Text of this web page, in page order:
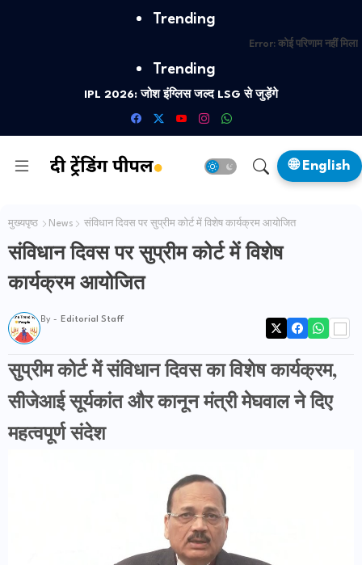
Trending
Error: कोई परिणाम नहीं मिला
Trending
IPL 2026: जोश इंग्लिस जल्द LSG से जुड़ेंगे
🌐 English
मुख्यपृष्ठ News संविधान दिवस पर सुप्रीम कोर्ट में विशेष कार्यक्रम आयोजित
संविधान दिवस पर सुप्रीम कोर्ट में विशेष
कार्यक्रम आयोजित
By - Editorial Staff
सुप्रीम कोर्ट में संविधान दिवस का विशेष कार्यक्रम,
सीजेआई सूर्यकांत और कानून मंत्री मेघवाल ने दिए
महत्वपूर्ण संदेश